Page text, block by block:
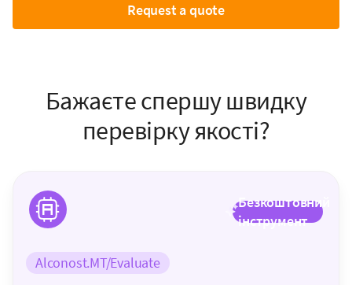
Request a quote
Бажаєте спершу швидку
перевірку якості?
Безкоштовний
інструмент
Alconost.MT/Evaluate